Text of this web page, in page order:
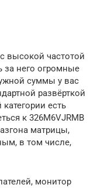
высокой частотой
за него огромные
суммы у вас
развёрткой
есть
к 326M6VJRMB
матрицы,
в том числе,
монитор